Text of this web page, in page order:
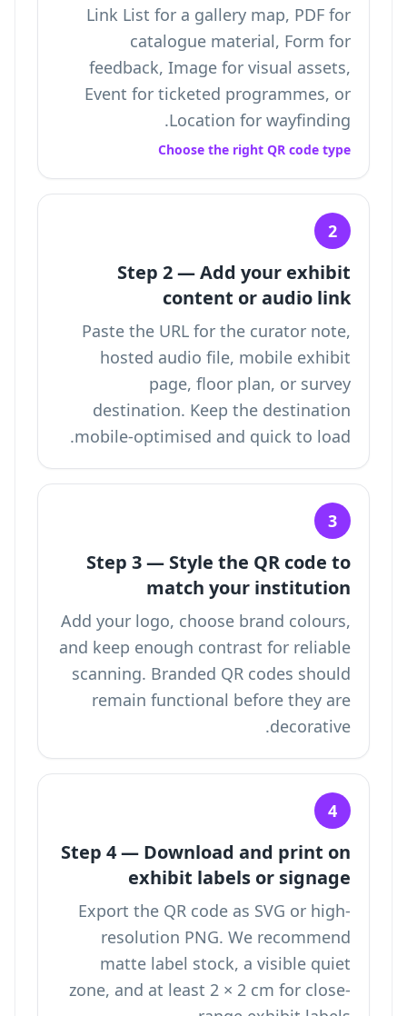
Link List for a gallery map, PDF for
catalogue material, Form for
feedback, Image for visual assets,
Event for ticketed programmes, or
Location for wayfinding.
Choose the right QR code type
2
Step 2 — Add your exhibit
content or audio link
Paste the URL for the curator note,
hosted audio file, mobile exhibit
page, floor plan, or survey
destination. Keep the destination
mobile-optimised and quick to load.
3
Step 3 — Style the QR code to
match your institution
Add your logo, choose brand colours,
and keep enough contrast for reliable
scanning. Branded QR codes should
remain functional before they are
decorative.
4
Step 4 — Download and print on
exhibit labels or signage
Export the QR code as SVG or high-
resolution PNG. We recommend
matte label stock, a visible quiet
zone, and at least 2 × 2 cm for close-